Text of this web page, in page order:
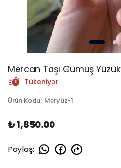
Mercan Taşı Gümüş Yüzük
Tükeniyor
Ürün Kodu: Meryüz-1
₺ 1,850.00
Paylaş: